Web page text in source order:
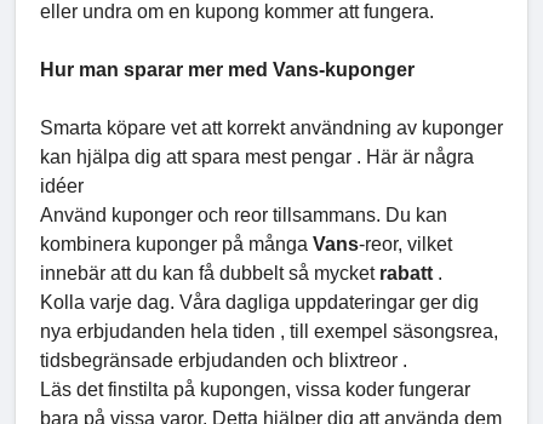
eller undra om en kupong kommer att fungera.
Hur man sparar mer med Vans-kuponger
Smarta köpare vet att korrekt användning av kuponger
kan hjälpa dig att spara mest pengar . Här är några
idéer
Använd kuponger och reor tillsammans. Du kan
kombinera kuponger på många Vans-reor, vilket
innebär att du kan få dubbelt så mycket rabatt .
Kolla varje dag. Våra dagliga uppdateringar ger dig
nya erbjudanden hela tiden , till exempel säsongsrea,
tidsbegränsade erbjudanden och blixtreor .
Läs det finstilta på kupongen, vissa koder fungerar
bara på vissa varor. Detta hjälper dig att använda dem